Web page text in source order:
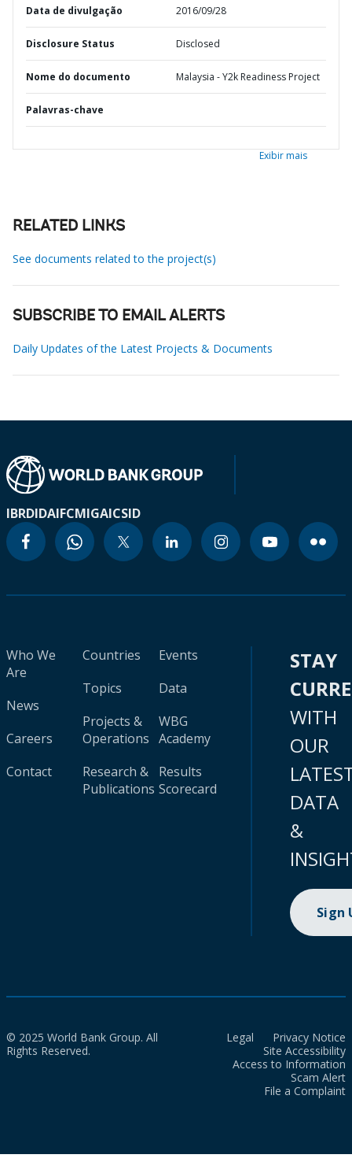
Data de divulgação 2016/09/28
Disclosure Status Disclosed
Nome do documento Malaysia - Y2k Readiness Project
Palavras-chave
Exibir mais
RELATED LINKS
See documents related to the project(s)
SUBSCRIBE TO EMAIL ALERTS
Daily Updates of the Latest Projects & Documents
IBRDIDAIFCMIGAICSID
Who We
Are
News
Careers
Contact
Countries
Topics
Projects &
Operations
Research &
Publications
Events
Data
WBG
Academy
Results
Scorecard
STAY
WITH
OUR
DATA
&
Sign
© 2025 World Bank Group. All
Rights Reserved.
Legal
Privacy Notice
Site Accessibility
Access to Information
Scam Alert
File a Complaint